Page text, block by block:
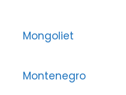
Mongoliet
Montenegro